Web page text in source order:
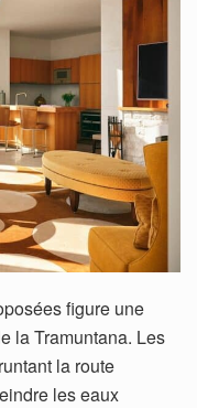
figure une
la Tramuntana. Les
la route
les eaux